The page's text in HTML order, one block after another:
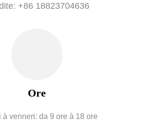
+86 18823704636
Ore
à venneri: da 9 ore à 18 ore